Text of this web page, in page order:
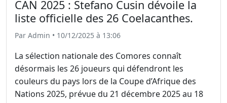
CAN 2025 : Stefano Cusin dévoile la
liste officielle des 26 Coelacanthes.
Par Admin • 10/12/2025 à 13:06
La sélection nationale des Comores connaît
désormais les 26 joueurs qui défendront les
couleurs du pays lors de la Coupe d’Afrique des
Nations 2025, prévue du 21 décembre 2025 au 18